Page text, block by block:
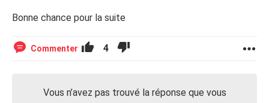
Bonne chance pour la suite
Commenter 4
Vous n’avez pas trouvé la réponse que vous